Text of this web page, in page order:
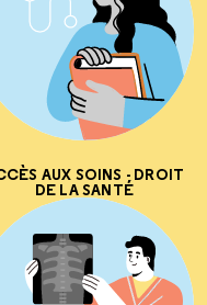
AUX SOINS - DROIT
DE LA SANTÉ